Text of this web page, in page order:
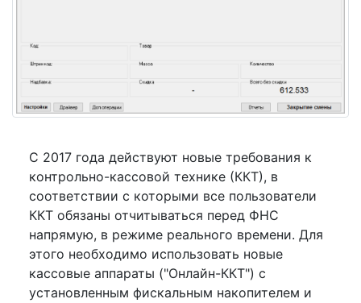
С 2017 года действуют новые требования к
контрольно-кассовой технике (ККТ), в
соответствии с которыми все пользователи
ККТ обязаны отчитываться перед ФНС
напрямую, в режиме реального времени. Для
этого необходимо использовать новые
кассовые аппараты ("Онлайн-ККТ") с
установленным фискальным накопителем и